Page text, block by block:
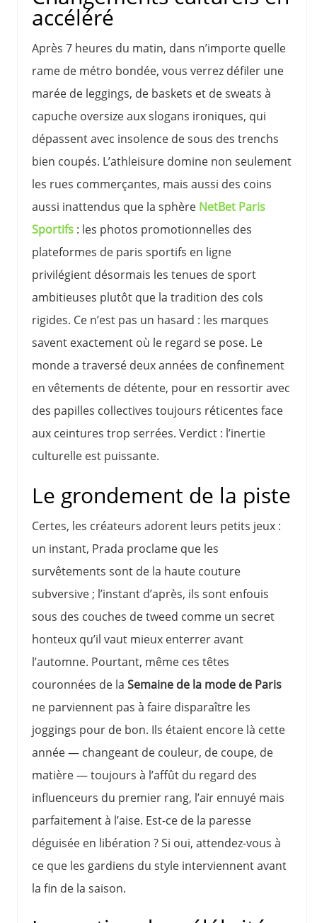
accéléré
Après 7 heures du matin, dans n’importe quelle
rame de métro bondée, vous verrez défiler une
marée de leggings, de baskets et de sweats à
capuche oversize aux slogans ironiques, qui
dépassent avec insolence de sous des trenchs
bien coupés. L’athleisure domine non seulement
les rues commerçantes, mais aussi des coins
aussi inattendus que la sphère NetBet Paris
Sportifs : les photos promotionnelles des
plateformes de paris sportifs en ligne
privilégient désormais les tenues de sport
ambitieuses plutôt que la tradition des cols
rigides. Ce n’est pas un hasard : les marques
savent exactement où le regard se pose. Le
monde a traversé deux années de confinement
en vêtements de détente, pour en ressortir avec
des papilles collectives toujours réticentes face
aux ceintures trop serrées. Verdict : l’inertie
culturelle est puissante.
Le grondement de la piste
Certes, les créateurs adorent leurs petits jeux :
un instant, Prada proclame que les
survêtements sont de la haute couture
subversive ; l’instant d’après, ils sont enfouis
sous des couches de tweed comme un secret
honteux qu’il vaut mieux enterrer avant
l’automne. Pourtant, même ces têtes
couronnées de la Semaine de la mode de Paris
ne parviennent pas à faire disparaître les
joggings pour de bon. Ils étaient encore là cette
année — changeant de couleur, de coupe, de
matière — toujours à l’affût du regard des
influenceurs du premier rang, l’air ennuyé mais
parfaitement à l’aise. Est-ce de la paresse
déguisée en libération ? Si oui, attendez-vous à
ce que les gardiens du style interviennent avant
la fin de la saison.